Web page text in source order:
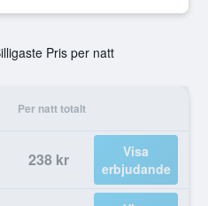
Pris per natt
Per natt totalt
238 kr
Visa
erbjudande